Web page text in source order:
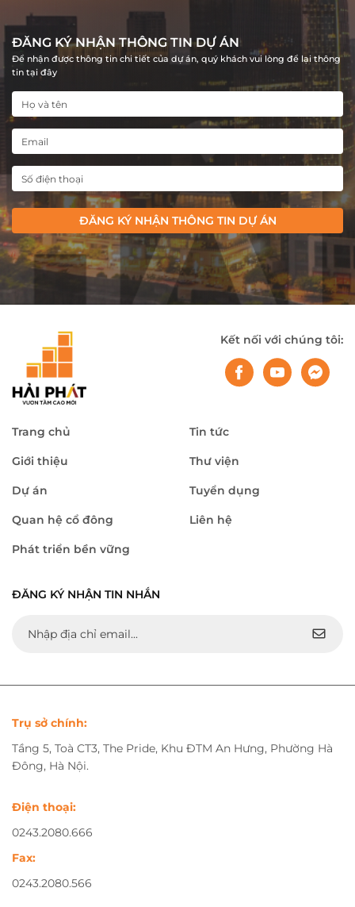
ĐĂNG KÝ NHẬN THÔNG TIN DỰ ÁN
Để nhận được thông tin chi tiết của dự án, quý khách vui lòng để lại thông
tin tại đây
ĐĂNG KÝ NHẬN THÔNG TIN DỰ ÁN
Kết nối với chúng tôi:
Trang chủ
Giới thiệu
Dự án
Quan hệ cổ đông
Phát triển bền vững
Tin tức
Thư viện
Tuyển dụng
Liên hệ
ĐĂNG KÝ NHẬN TIN NHẮN
Trụ sở chính:
Tầng 5, Toà CT3, The Pride, Khu ĐTM An Hưng, Phường Hà
Đông, Hà Nội.
Điện thoại:
0243.2080.666
Fax:
0243.2080.566